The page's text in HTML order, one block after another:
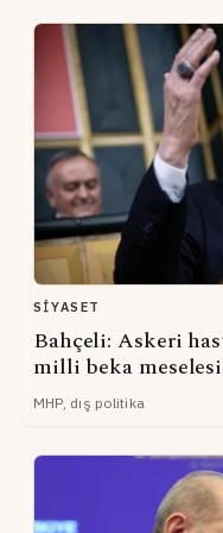
SIYASET
Bahçeli: Askeri
milli beka
MHP, dış politika